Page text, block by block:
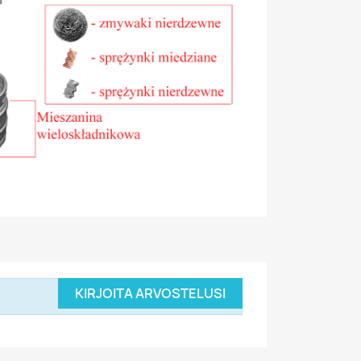
KIRJOITA ARVOSTELUSI